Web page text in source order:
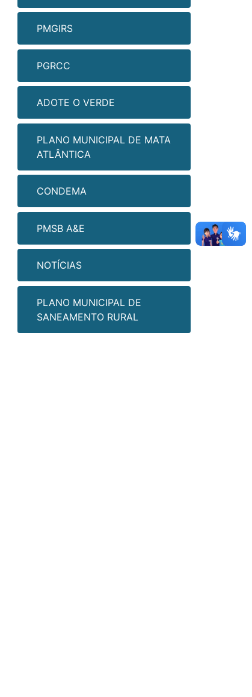
PMGIRS
PGRCC
ADOTE O VERDE
PLANO MUNICIPAL DE MATA
ATLÂNTICA
CONDEMA
PMSB A&E
NOTÍCIAS
PLANO MUNICIPAL DE
SANEAMENTO RURAL